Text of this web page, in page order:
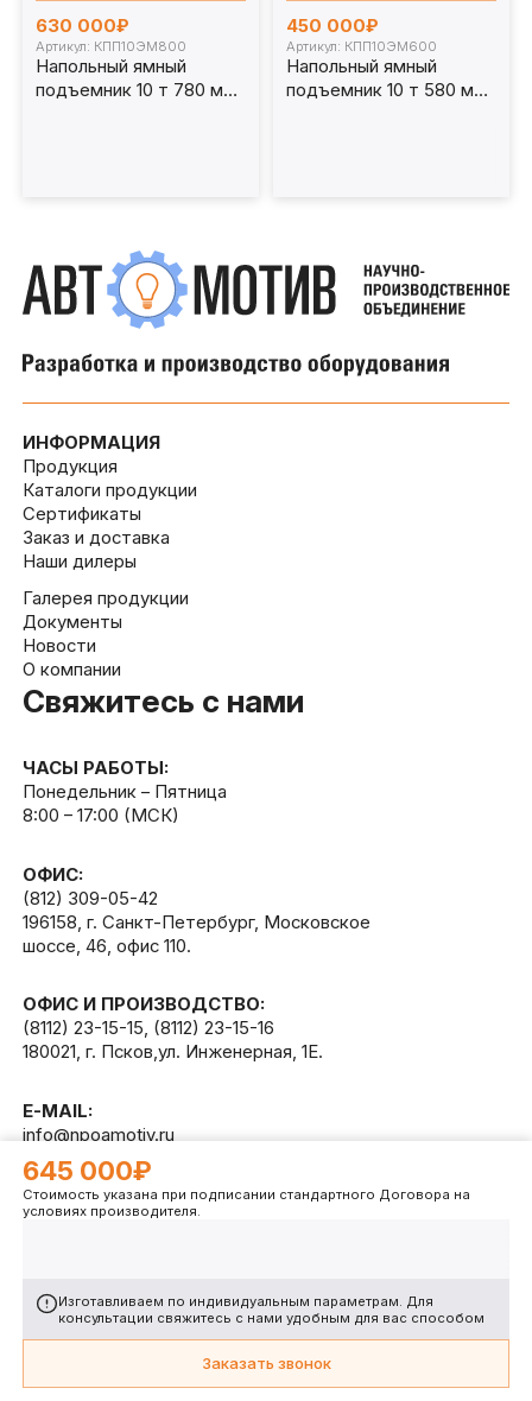
645 000₽
Стоимость указана при подписании стандартного Договора на
условиях производителя.
Изготавливаем по индивидуальным параметрам. Для
консультации свяжитесь с нами удобным для вас способом
Заказать звонок
630 000₽
Артикул: КПП10ЭМ800
Напольный ямный
подъемник 10 т 780 мм
450 000₽
Артикул: КПП10ЭМ600
Напольный ямный
подъемник 10 т 580 мм
ИНФОРМАЦИЯ
Продукция
Каталоги продукции
Сертификаты
Заказ и доставка
Наши дилеры
Галерея продукции
Документы
Новости
О компании
Свяжитесь с нами
ЧАСЫ РАБОТЫ:
Понедельник – Пятница
8:00 – 17:00 (МСК)
ОФИС:
(812) 309-05-42
196158, г. Санкт-Петербург, Московское
шоссе, 46, офис 110.
ОФИС И ПРОИЗВОДСТВО:
(8112) 23-15-15, (8112) 23-15-16
180021, г. Псков,ул. Инженерная, 1Е.
E-MAIL:
info@npoamotiv.ru
Разработано вWEBCETERA